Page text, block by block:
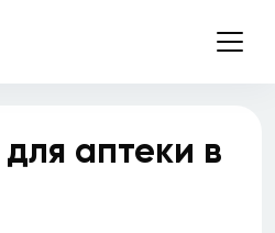
аптеки в